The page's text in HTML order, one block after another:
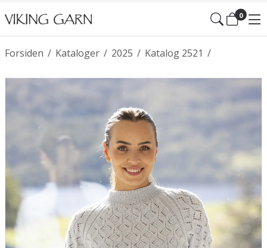
0
/
Forsiden /
Kataloger /
2025 /
Katalog 2521